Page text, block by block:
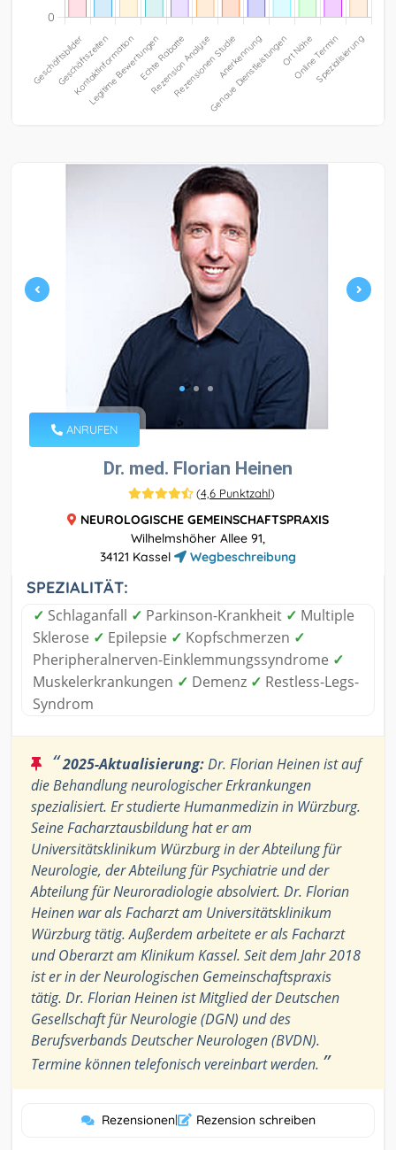
ANRUFEN
Dr. med. Florian Heinen
(4,6 Punktzahl)
NEUROLOGISCHE GEMEINSCHAFTSPRAXIS
Wilhelmshöher Allee 91,
34121 Kassel
Wegbeschreibung
SPEZIALITÄT:
✓ Schlaganfall ✓ Parkinson-Krankheit ✓ Multiple
Sklerose ✓ Epilepsie ✓ Kopfschmerzen ✓
Pheripheralnerven-Einklemmungssyndrome ✓
Muskelerkrankungen ✓ Demenz ✓ Restless-Legs-
Syndrom
“2025-Aktualisierung:Dr. Florian Heinen ist auf
die Behandlung neurologischer Erkrankungen
spezialisiert. Er studierte Humanmedizin in Würzburg.
Seine Facharztausbildung hat er am
Universitätsklinikum Würzburg in der Abteilung für
Neurologie, der Abteilung für Psychiatrie und der
Abteilung für Neuroradiologie absolviert. Dr. Florian
Heinen war als Facharzt am Universitätsklinikum
Würzburg tätig. Außerdem arbeitete er als Facharzt
und Oberarzt am Klinikum Kassel. Seit dem Jahr 2018
ist er in der Neurologischen Gemeinschaftspraxis
tätig. Dr. Florian Heinen ist Mitglied der Deutschen
Gesellschaft für Neurologie (DGN) und des
Berufsverbands Deutscher Neurologen (BVDN).
Termine können telefonisch vereinbart werden. ”
Rezensionen| Rezension schreiben